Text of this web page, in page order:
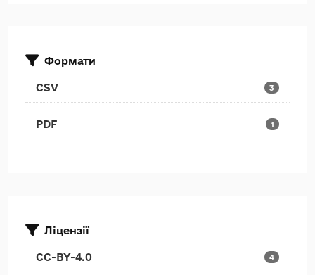
Формати
CSV 3
PDF 1
Ліцензії
CC-BY-4.0 4